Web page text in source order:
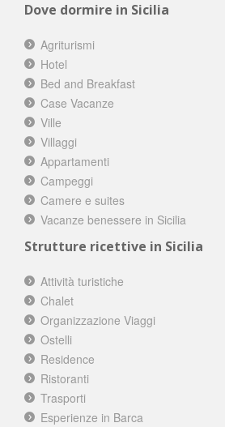
Dove dormire in Sicilia
Agriturismi
Hotel
Bed and Breakfast
Case Vacanze
Ville
Villaggi
Appartamenti
Campeggi
Camere e suites
Vacanze benessere in Sicilia
Strutture ricettive in Sicilia
Attività turistiche
Chalet
Organizzazione Viaggi
Ostelli
Residence
Ristoranti
Trasporti
Esperienze in Barca